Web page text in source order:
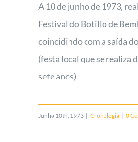
A 10 de junho de 1973,
Festival do Botillo de
coincidindo com a saída
(festa local que se realiza
sete anos).
Junho 10th, 1973 | Cronologia | 0